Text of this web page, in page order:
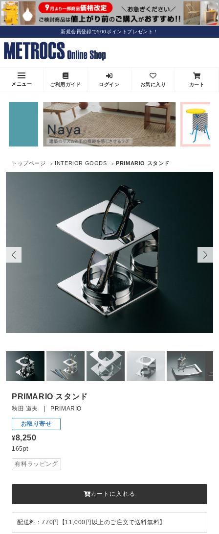
新規会員登録で500ポイントプレゼント！
メニュー ご利用ガイド ログイン お気に入り カート
トップページ INTERIOR GOODS PRIMARIO スタンド
PRIMARIO スタンド
秋田 道夫 | PRIMARIO
お取り寄せ
¥8,250
165pt
有料ラッピング
カートに入れる
配送料：770円【11,000円以上のご注文で送料無料】